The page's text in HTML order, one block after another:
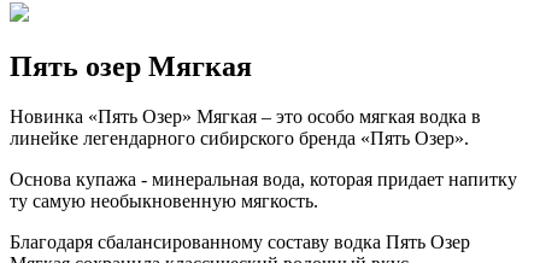
Пять озер Мягкая
Новинка «Пять Озер» Мягкая – это особо мягкая водка в
линейке легендарного сибирского бренда «Пять Озер».
Основа купажа - минеральная вода, которая придает напитку
ту самую необыкновенную мягкость.
Благодаря сбалансированному составу водка Пять Озер